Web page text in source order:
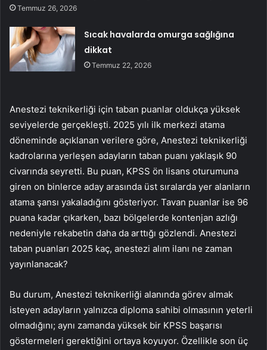
Temmuz 26, 2026
Sıcak havalarda omurga sağlığına
dikkat
Temmuz 22, 2026
Anestezi teknikerliği için taban puanlar oldukça yüksek
seviyelerde gerçekleşti. 2025 yılı ilk merkezi atama
döneminde açıklanan verilere göre, Anestezi teknikerliği
kadrolarına yerleşen adayların taban puanı yaklaşık 90
civarında seyretti. Bu puan, KPSS ön lisans oturumuna
giren on binlerce aday arasında üst sıralarda yer alanların
atama şansı yakaladığını gösteriyor. Tavan puanlar ise 96
puana kadar çıkarken, bazı bölgelerde kontenjan azlığı
nedeniyle rekabetin daha da arttığı gözlendi. Anestezi
taban puanları 2025 kaç, anestezi alım ilanı ne zaman
yayınlanacak?
Bu durum, Anestezi teknikerliği alanında görev almak
isteyen adayların yalnızca diploma sahibi olmasının yeterli
olmadığını; aynı zamanda yüksek bir KPSS başarısı
göstermeleri gerektiğini ortaya koyuyor. Özellikle son üç